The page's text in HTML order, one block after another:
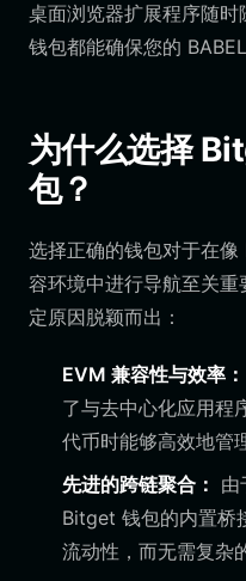
桌面浏览器扩展程序随
钱包都能确保您的
为什么选择
包？
选择正确的钱包对于在
容环境中进行导航至关
定原因脱颖而出：
EVM 兼容性与效率：
了与去中心化应用程
代币时能够高效地管
先进的跨链聚合： 由
Bitget 钱包的内置桥
流动性，而无需复杂